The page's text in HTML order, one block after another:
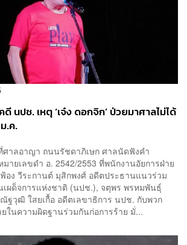
นปช. เหตุ ‘เจ๋ง ดอกจิก’ ป่วยมาศาลไม่ได้
.ค.
าลอาญา ถนนรัชดาภิเษก ศาลนัดฟังคำ
ายเลขดำ อ. 2542/2553 ที่พนักงานอัยการฝ่าย
อง วีระกานต์ มุสิกพงศ์ อดีตประธานแนวร่วม
ผด็จการแห่งชาติ (นปช.), จตุพร พรหมพันธุ์
ฐวุฒิ ใสยเกื้อ อดีตเลขาธิการ นปช. กับพวก
ในความผิดฐานร่วมกันก่อการร้าย มั่...